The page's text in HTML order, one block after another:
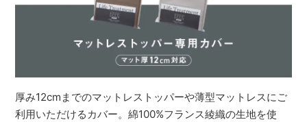
厚み12cmまでのマットレストッパーや薄型マットレスにご
利用いただけるカバー。綿100%フランス綾織の生地を使